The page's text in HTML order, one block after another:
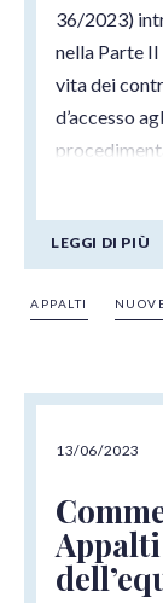
36/2023)
nella Parte
vita dei
d’accesso
LEGGI DI PIÙ
APPALTI
13/06/2023